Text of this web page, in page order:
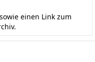
sowie einen Link zum
.